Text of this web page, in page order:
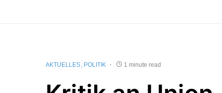
AKTUELLES POLITIK 1 minute read